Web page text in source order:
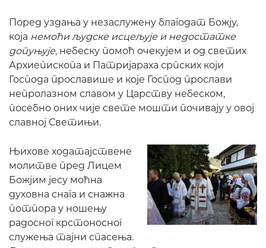
Поред уздања у незаслужену благодат Божју,
која немоћи људске исцељује и недостатке
допуњује, небеску помоћ очекујем и од светих
Архиепископа и Патријараха српских који
Господа прославише и које Господ прослави
непролазном славом у Царству небеском,
посебно оних чије свете мошти почивају у овој
славној Светињи.
Њихове ходатајствене
молитве пред Лицем
Божјим јесу моћна
духовна снага и снажна
потпора у ношењу
радосног крстоносног
служења тајни спасења.